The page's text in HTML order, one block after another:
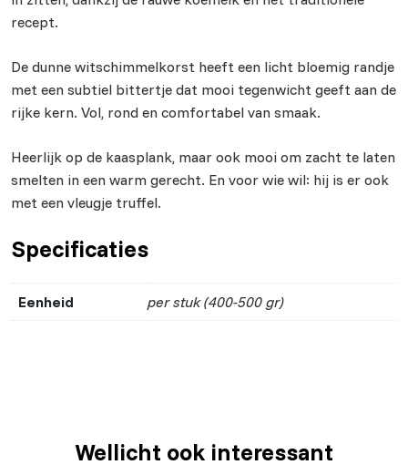
recept.
De dunne witschimmelkorst heeft een licht bloemig randje
met een subtiel bittertje dat mooi tegenwicht geeft aan de
rijke kern. Vol, rond en comfortabel van smaak.
Heerlijk op de kaasplank, maar ook mooi om zacht te laten
smelten in een warm gerecht. En voor wie wil: hij is er ook
met een vleugje truffel.
Specificaties
Eenheid per stuk (400-500 gr)
Wellicht ook interessant